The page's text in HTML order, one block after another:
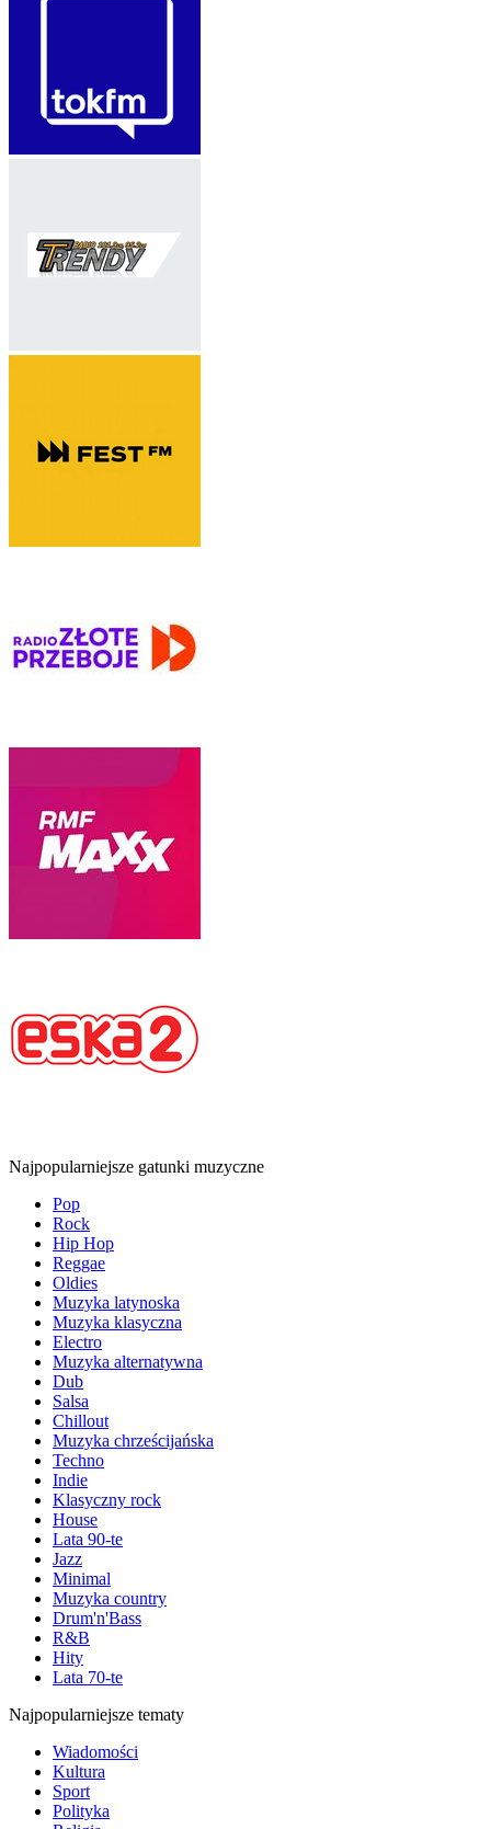
Najpopularniejsze gatunki muzyczne
Pop
Rock
Hip Hop
Reggae
Oldies
Muzyka latynoska
Muzyka klasyczna
Electro
Muzyka alternatywna
Dub
Salsa
Chillout
Muzyka chrześcijańska
Techno
Indie
Klasyczny rock
House
Lata 90-te
Jazz
Minimal
Muzyka country
Drum'n'Bass
R&B
Hity
Lata 70-te
Najpopularniejsze tematy
Wiadomości
Kultura
Sport
Polityka